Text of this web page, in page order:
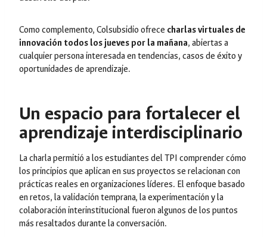
Como complemento, Colsubsidio ofrece charlas virtuales de
innovación todos los jueves por la mañana, abiertas a
cualquier persona interesada en tendencias, casos de éxito y
oportunidades de aprendizaje.
Un espacio para fortalecer el
aprendizaje interdisciplinario
La charla permitió a los estudiantes del TPI comprender cómo
los principios que aplican en sus proyectos se relacionan con
prácticas reales en organizaciones líderes. El enfoque basado
en retos, la validación temprana, la experimentación y la
colaboración interinstitucional fueron algunos de los puntos
más resaltados durante la conversación.